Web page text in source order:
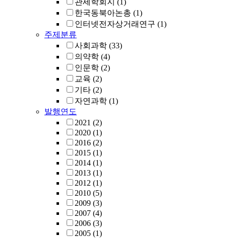
관세학회지 (1)
한국동북아논총 (1)
인터넷전자상거래연구 (1)
주제분류
사회과학 (33)
의약학 (4)
인문학 (2)
교육 (2)
기타 (2)
자연과학 (1)
발행연도
2021 (2)
2020 (1)
2016 (2)
2015 (1)
2014 (1)
2013 (1)
2012 (1)
2010 (5)
2009 (3)
2007 (4)
2006 (3)
2005 (1)